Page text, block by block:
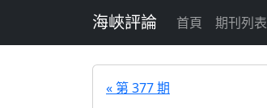
海峽評論 首頁 期刊列表
« 第 377 期